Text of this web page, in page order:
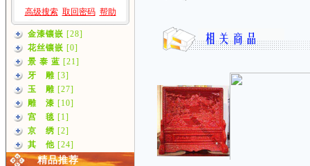
高级搜索 取回密码 帮助
金漆镶嵌 [28]
花丝镶嵌 [0]
景 泰 蓝 [21]
牙 雕 [3]
玉 雕 [27]
雕 漆 [10]
宫 毯 [1]
京 绣 [2]
其 他 [24]
精品推荐